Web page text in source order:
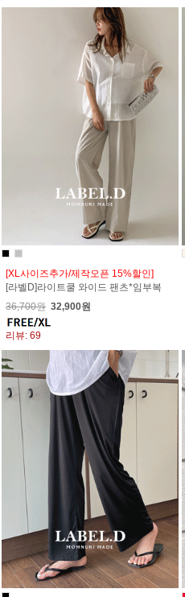
[XL사이즈추가/제작오픈 15%할인]
[라벨D]라이트쿨 와이드 팬츠*임부복
36,700원 32,900원
리뷰: 69